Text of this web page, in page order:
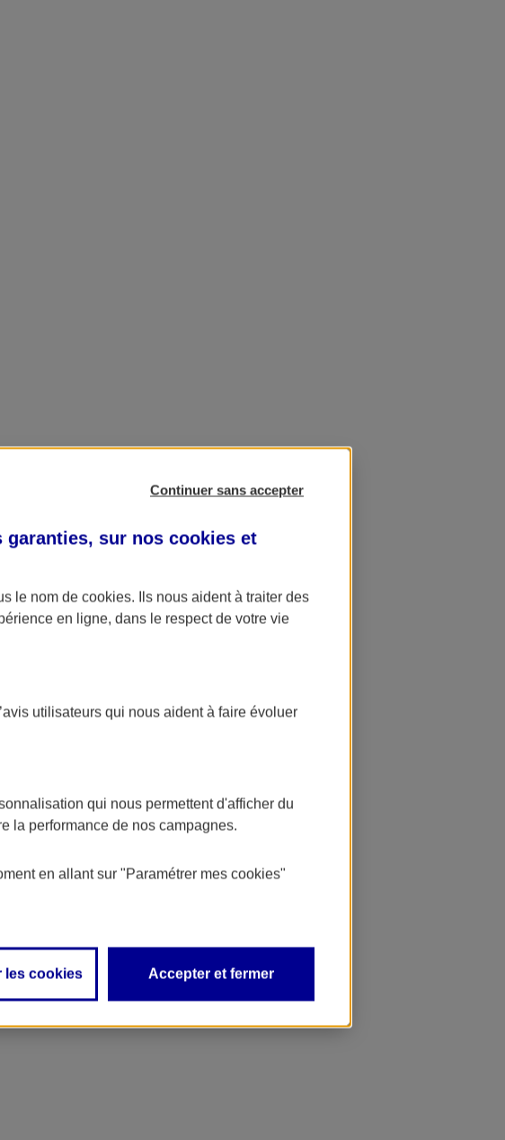
Continuer sans accepter
garanties, sur nos cookies et
le nom de cookies. Ils nous aident à traiter des
en ligne, dans le respect de votre vie
utilisateurs qui nous aident à faire évoluer
qui nous permettent d'afficher du
la performance de nos campagnes.
en allant sur "Paramétrer mes cookies"
les cookies Accepter et fermer